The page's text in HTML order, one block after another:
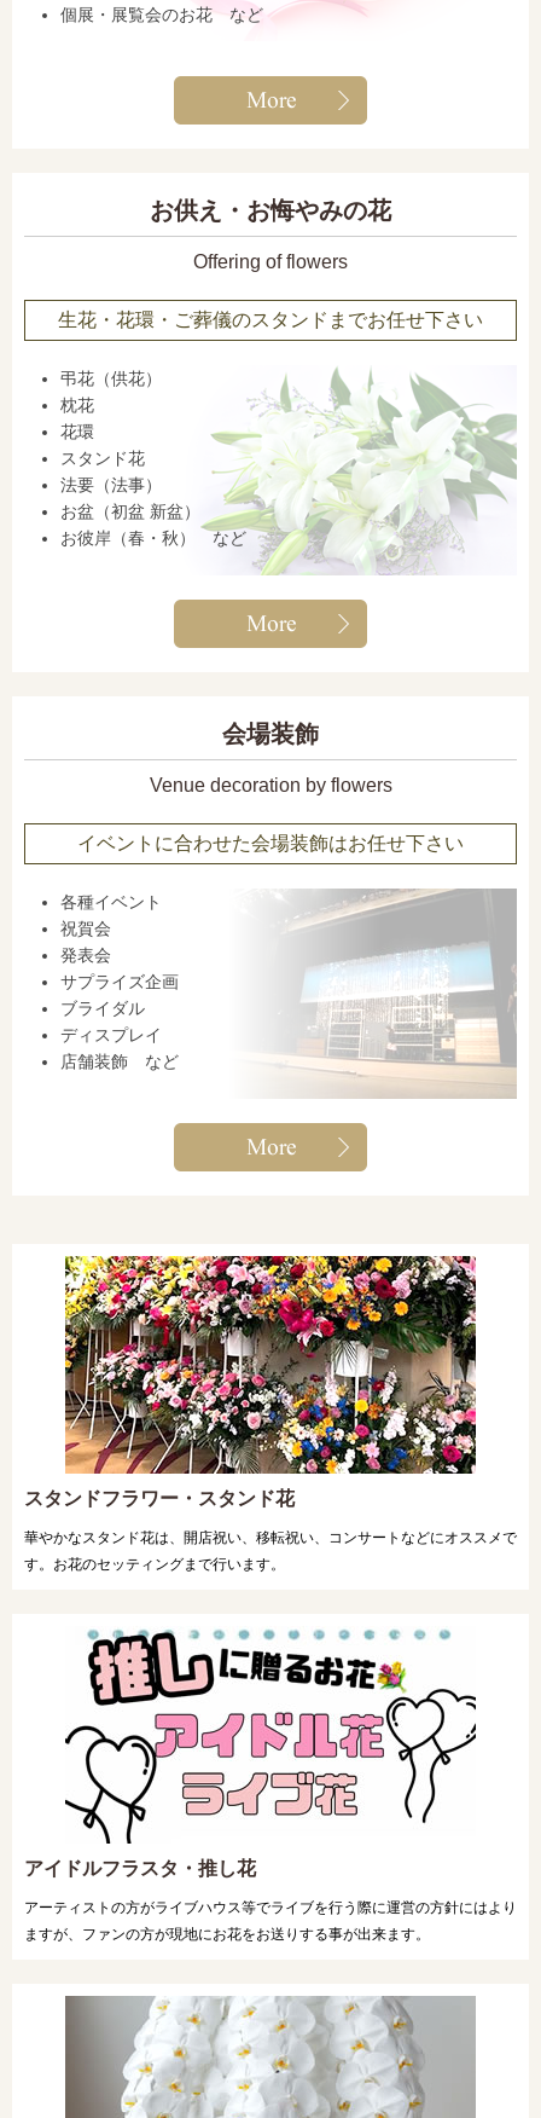
個展・展覧会のお花 など
お供え・お悔やみの花
Offering of flowers
生花・花環・ご葬儀のスタンドまでお任せ下さい
弔花（供花）
枕花
花環
スタンド花
法要（法事）
お盆（初盆 新盆）
お彼岸（春・秋） など
会場装飾
Venue decoration by flowers
イベントに合わせた会場装飾はお任せ下さい
各種イベント
祝賀会
発表会
サプライズ企画
ブライダル
ディスプレイ
店舗装飾 など
スタンドフラワー・スタンド花
華やかなスタンド花は、開店祝い、移転祝い、コンサートなどにオススメで
す。お花のセッティングまで行います。
アイドルフラスタ・推し花
アーティストの方がライブハウス等でライブを行う際に運営の方針にはより
ますが、ファンの方が現地にお花をお送りする事が出来ます。